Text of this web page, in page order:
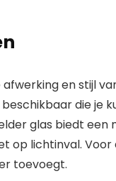
afwerking en stijl
die je
glas biedt
lichtinval. Voor
toevoegt.